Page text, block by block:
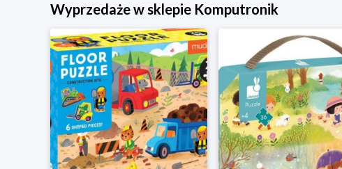
Wyprzedaże w sklepie Komputronik